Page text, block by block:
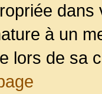
à un
lors de sa